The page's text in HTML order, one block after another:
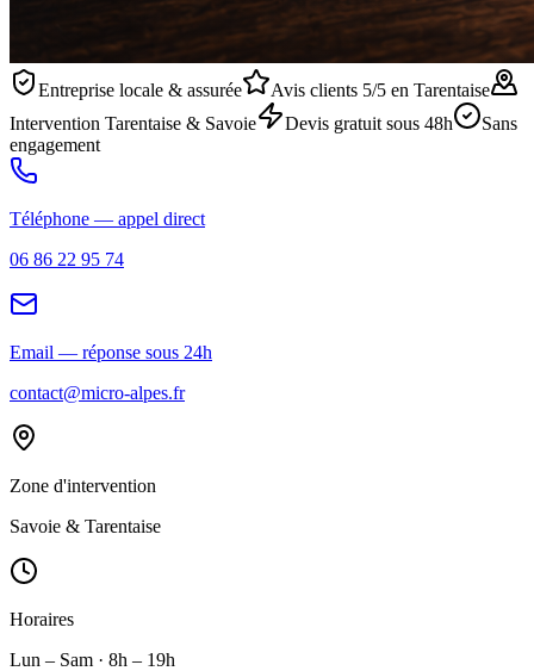
Entreprise locale & assurée
Avis clients 5/5 en Tarentaise
Intervention Tarentaise & Savoie
Devis gratuit sous 48h
Sans
engagement
Téléphone — appel direct
06 86 22 95 74
Email — réponse sous 24h
contact@micro-alpes.fr
Zone d'intervention
Savoie & Tarentaise
Horaires
Lun – Sam · 8h – 19h